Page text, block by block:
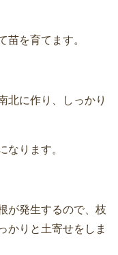
苗を育てます。
北に作り、しっかり
なります。
が発生するので、枝
かりと土寄せをしま